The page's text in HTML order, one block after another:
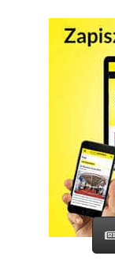
Jeżeli tutaj
Wychodząc
wdrożony
wykorzystywanie
Pliki cookies
zapewnienia
strony a pliki
z narzędzi
polityce
Jeżeli chcesz
cookies, kliknij w